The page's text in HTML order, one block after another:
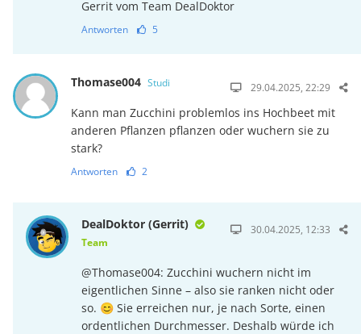
Gerrit vom Team DealDoktor
Antworten 5
Thomase004 Studi 29.04.2025, 22:29
Kann man Zucchini problemlos ins Hochbeet mit
anderen Pflanzen pflanzen oder wuchern sie zu
stark?
Antworten 2
DealDoktor (Gerrit)
Team
30.04.2025, 12:33
@Thomase004: Zucchini wuchern nicht im
eigentlichen Sinne – also sie ranken nicht oder
so. 😊 Sie erreichen nur, je nach Sorte, einen
ordentlichen Durchmesser. Deshalb würde ich